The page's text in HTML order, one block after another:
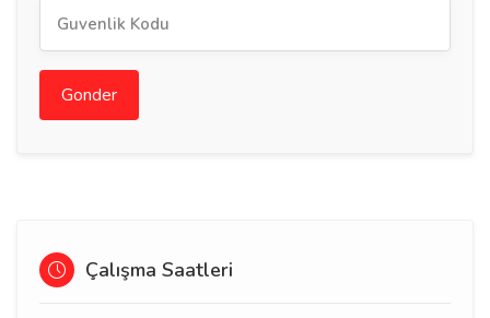
Gonder
Çalışma Saatleri